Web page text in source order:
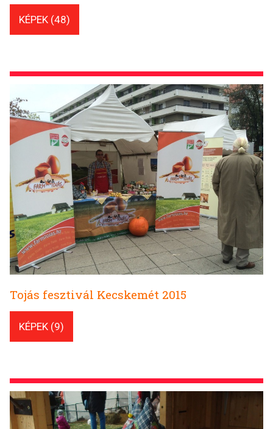
KÉPEK (48)
Tojás fesztivál Kecskemét 2015
KÉPEK (9)